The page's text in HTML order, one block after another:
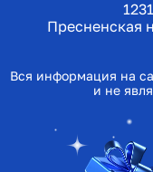
Пресненская
Вся информация на
и не